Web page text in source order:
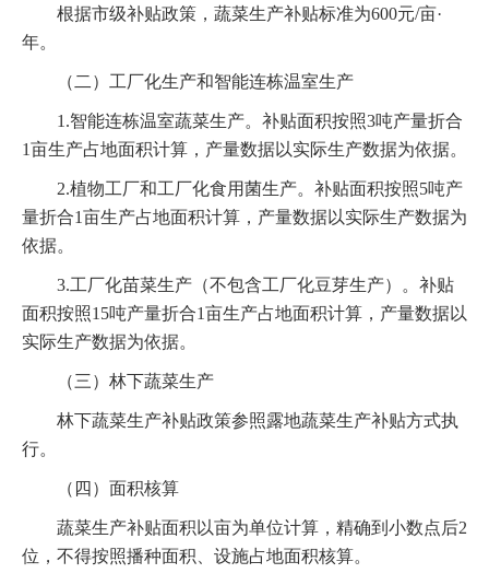
根据市级补贴政策，蔬菜生产补贴标准为600元/亩·
年。
（二）工厂化生产和智能连栋温室生产
1.智能连栋温室蔬菜生产。补贴面积按照3吨产量折合
1亩生产占地面积计算，产量数据以实际生产数据为依据。
2.植物工厂和工厂化食用菌生产。补贴面积按照5吨产
量折合1亩生产占地面积计算，产量数据以实际生产数据为
依据。
3.工厂化苗菜生产（不包含工厂化豆芽生产）。补贴
面积按照15吨产量折合1亩生产占地面积计算，产量数据以
实际生产数据为依据。
（三）林下蔬菜生产
林下蔬菜生产补贴政策参照露地蔬菜生产补贴方式执
行。
（四）面积核算
蔬菜生产补贴面积以亩为单位计算，精确到小数点后2
位，不得按照播种面积、设施占地面积核算。